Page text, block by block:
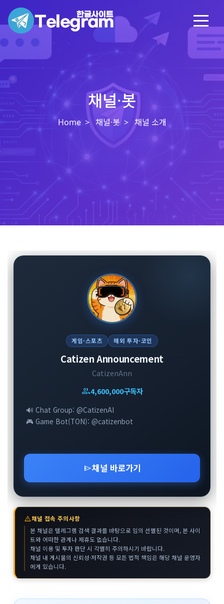
채널·봇
Home 채널·봇 채널 소개
게임·스포츠 해외 투자·코인
Catizen Announcement
CatizenAnn
group4,600,000구독자
🔊 Chat Group: @CatizenAI
🎮 Game Bot(TON): @catizenbot
send채널 바로가기
warning채널 접속 주의사항
본 채널은 텔레그램 검색 결과를 바탕으로 임의 선별된 것이며, 본 사이
트와 어떠한 관계나 제휴도 없습니다.
채널 이용 및 투자 판단 시 각별히 주의하시기 바랍니다.
채널 내 게시물의 신뢰성·저작권 등 모든 법적 책임은 해당 채널 운영자
에게 있습니다.